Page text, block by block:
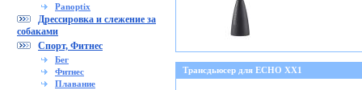
Panoptix
Дрессировка и слежение за
собаками
Спорт, Фитнес
Бег
Фитнес
Плавание
Трансдьюсер для ECHO XX1